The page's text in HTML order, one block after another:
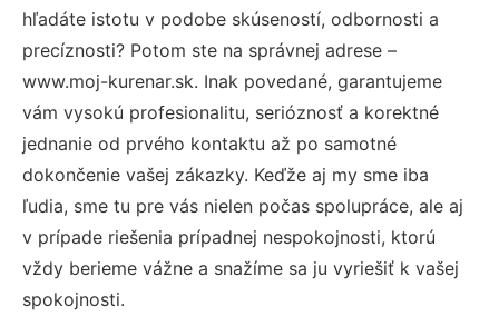
hľadáte istotu v podobe skúseností, odbornosti a
precíznosti? Potom ste na správnej adrese –
www.moj-kurenar.sk. Inak povedané, garantujeme
vám vysokú profesionalitu, serióznosť a korektné
jednanie od prvého kontaktu až po samotné
dokončenie vašej zákazky. Keďže aj my sme iba
ľudia, sme tu pre vás nielen počas spolupráce, ale aj
v prípade riešenia prípadnej nespokojnosti, ktorú
vždy berieme vážne a snažíme sa ju vyriešiť k vašej
spokojnosti.